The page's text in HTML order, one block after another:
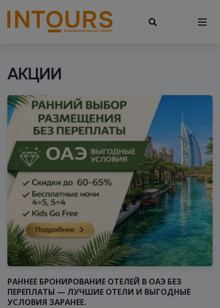
АКЦИИ
РАННЕЕ БРОНИРОВАНИЕ ОТЕЛЕЙ В ОАЭ БЕЗ
ПЕРЕПЛАТЫ — ЛУЧШИЕ ОТЕЛИ И ВЫГОДНЫЕ
УСЛОВИЯ ЗАРАНЕЕ.